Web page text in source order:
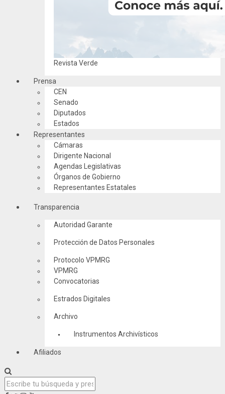
Revista Verde
Prensa
CEN
Senado
Diputados
Estados
Representantes
Cámaras
Dirigente Nacional
Agendas Legislativas
Órganos de Gobierno
Representantes Estatales
Transparencia
Autoridad Garante
Protección de Datos Personales
Protocolo VPMRG
VPMRG
Convocatorias
Estrados Digitales
Archivo
Instrumentos Archivísticos
Afiliados